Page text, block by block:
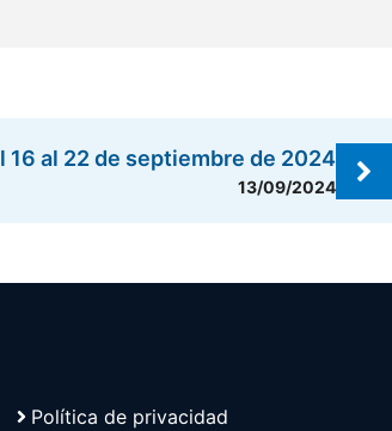
al 22 de septiembre de 2024
13/09/2024
Política de privacidad